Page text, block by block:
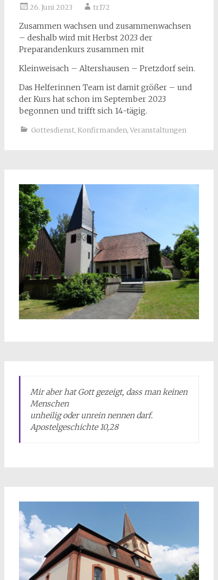
26. Juni 2023 tr172
Zusammen wachsen und zusammenwachsen
– deshalb wird mit Herbst 2023 der
Preparandenkurs zusammen mit
Kleinweisach – Altershausen – Pretzdorf sein.
Das Helferinnen Team ist damit größer – und
der Kurs hat schon im September 2023
begonnen und trifft sich 14-tägig.
Gottesdienst, Konfirmanden, Veranstaltungen
Mir aber hat Gott gezeigt, dass man keinen
Menschen
unheilig oder unrein nennen darf.
Apostelgeschichte 10,28